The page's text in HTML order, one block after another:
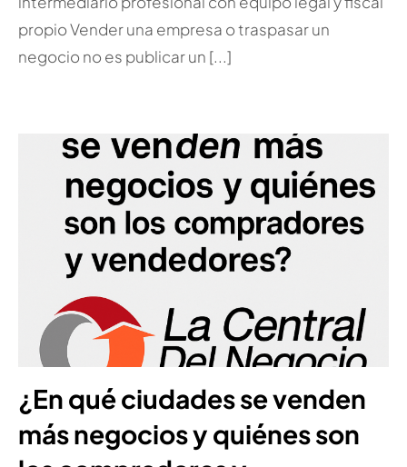
propio Vender una empresa o traspasar un
negocio no es publicar un [...]
¿En qué ciudades se venden
más negocios y quiénes son